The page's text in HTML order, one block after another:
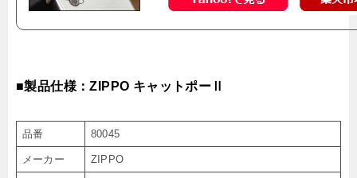
■製品仕様：ZIPPO キャットポーⅡ
品番 80045
メーカー ZIPPO